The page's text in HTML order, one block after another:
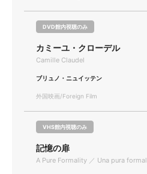
DVD館内視聴のみ
カミーユ・クローデル
Camille Claudel
ブリュノ・ニュイッテン
外国映画/Foreign Film
VHS館内視聴のみ
記憶の扉
A Pure Formality ／ Una pura